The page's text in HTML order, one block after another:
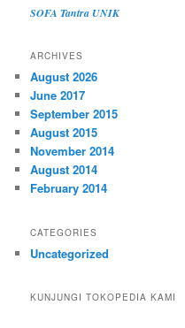
SOFA Tantra UNIK
ARCHIVES
August 2026
June 2017
September 2015
August 2015
November 2014
August 2014
February 2014
CATEGORIES
Uncategorized
KUNJUNGI TOKOPEDIA KAMI